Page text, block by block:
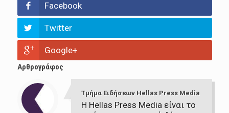
Facebook
Twitter
Google+
Αρθρογράφος
Τμήμα Ειδήσεων Hellas Press Media
Η Hellas Press Media είναι το